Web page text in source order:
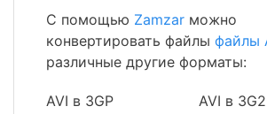
С помощью Zamzar можно
конвертировать файлы файлы
различные другие форматы:
AVI в 3GP
AVI в 3G2